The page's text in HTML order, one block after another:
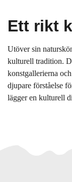
Ett rikt
Utöver sin
kulturell tradition.
konstgallerierna
djupare förståelse
lägger en kulturell